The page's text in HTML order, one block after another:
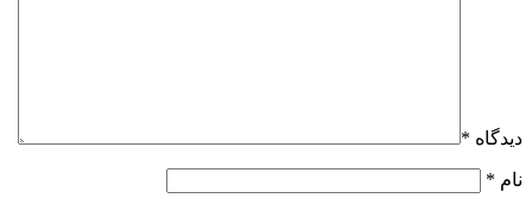
دیدگاه *
نام *